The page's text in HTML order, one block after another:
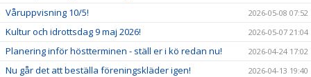
Våruppvisning 10/5! 2026-05-08 07:52
Kultur och idrottsdag 9 maj 2026! 2026-05-07 21:04
Planering inför höstterminen - ställ er i kö redan nu! 2026-04-24 17:02
Nu går det att beställa föreningskläder igen! 2026-04-13 19:40